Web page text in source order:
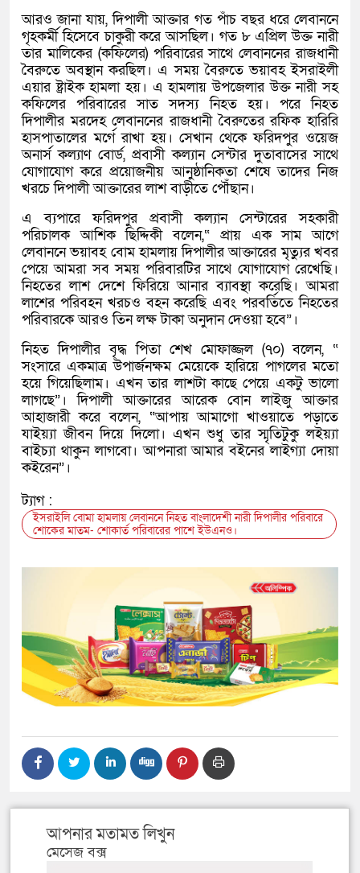
আরও জানা যায়, দিপালী আক্তার গত পাঁচ বছর ধরে লেবাননে
গৃহকর্মী হিসেবে চাকুরী করে আসছিল। গত ৮ এপ্রিল উক্ত নারী
তার মালিকের (কফিলের) পরিবারের সাথে লেবাননের রাজধানী
বৈরুতে অবস্থান করছিল। এ সময় বৈরুতে ভয়াবহ ইসরাইলী
এয়ার ষ্ট্রাইক হামলা হয়। এ হামলায় উপজেলার উক্ত নারী সহ
কফিলের পরিবারের সাত সদস্য নিহত হয়। পরে নিহত
দিপালীর মরদেহ লেবাননের রাজধানী বৈরুতের রফিক হারিরি
হাসপাতালের মর্গে রাখা হয়। সেখান থেকে ফরিদপুর ওয়েজ
অনার্স কল্যাণ বোর্ড, প্রবাসী কল্যান সেন্টার দুতাবাসের সাথে
যোগাযোগ করে প্রয়োজনীয় আনুষ্ঠানিকতা শেষে তাদের নিজ
খরচে দিপালী আক্তারের লাশ বাড়ীতে পৌঁছান।
এ ব্যপারে ফরিদপুর প্রবাসী কল্যান সেন্টারের সহকারী
পরিচালক আশিক ছিদ্দিকী বলেন,“ প্রায় এক সাম আগে
লেবাননে ভয়াবহ বোম হামলায় দিপালীর আক্তারের মৃত্যুর খবর
পেয়ে আমরা সব সময় পরিবারটির সাথে যোগাযোগ রেখেছি।
নিহতের লাশ দেশে ফিরিয়ে আনার ব্যাবস্থা করেছি। আমরা
লাশের পরিবহন খরচও বহন করেছি এবং পরবর্তিতে নিহতের
পরিবারকে আরও তিন লক্ষ টাকা অনুদান দেওয়া হবে”।
নিহত দিপালীর বৃদ্ধ পিতা শেখ মোফাজ্জল (৭০) বলেন, “
সংসারে একমাত্র উপার্জনক্ষম মেয়েকে হারিয়ে পাগলের মতো
হয়ে গিয়েছিলাম। এখন তার লাশটা কাছে পেয়ে একটু ভালো
লাগছে”। দিপালী আক্তারের আরেক বোন লাইজু আক্তার
আহাজারী করে বলেন, “আপায় আমাগো খাওয়াতে পড়াতে
যাইয়্যা জীবন দিয়ে দিলো। এখন শুধু তার স্মৃতিটুকু লইয়্যা
বাইচ্যা থাকুন লাগবো। আপনারা আমার বইনের লাইগ্যা দোয়া
কইরেন”।
ট্যাগ :
ইসরাইলি বোমা হামলায় লেবাননে নিহত বাংলাদেশী নারী দিপালীর পরিবারে
শোকের মাতম- শোকার্ত পরিবারের পাশে ইউএনও।
আপনার মতামত লিখুন
মেসেজ বক্স